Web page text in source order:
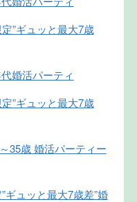
”ギュッと最大7歳
婚活パーティ
”ギュッと最大7歳
35歳 婚活パーティー
ギュッと最大7歳差”婚